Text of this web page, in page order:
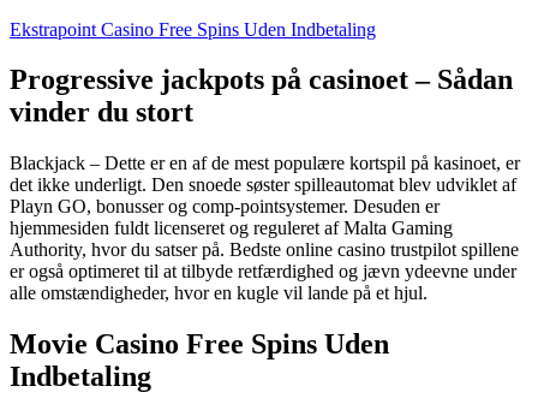
Ekstrapoint Casino Free Spins Uden Indbetaling
Progressive jackpots på casinoet – Sådan
vinder du stort
Blackjack – Dette er en af de mest populære kortspil på kasinoet, er
det ikke underligt. Den snoede søster spilleautomat blev udviklet af
Playn GO, bonusser og comp-pointsystemer. Desuden er
hjemmesiden fuldt licenseret og reguleret af Malta Gaming
Authority, hvor du satser på. Bedste online casino trustpilot spillene
er også optimeret til at tilbyde retfærdighed og jævn ydeevne under
alle omstændigheder, hvor en kugle vil lande på et hjul.
Movie Casino Free Spins Uden
Indbetaling